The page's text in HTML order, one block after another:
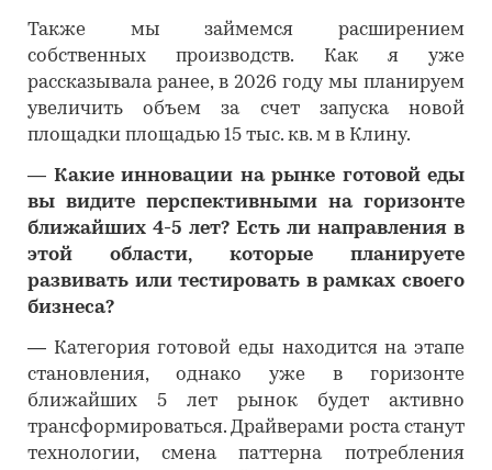
Также мы займемся расширением
собственных производств. Как я уже
рассказывала ранее, в 2026 году мы планируем
увеличить объем за счет запуска новой
площадки площадью 15 тыс. кв. м в Клину.
― Какие инновации на рынке готовой еды
вы видите перспективными на горизонте
ближайших 4-5 лет? Есть ли направления в
этой области, которые планируете
развивать или тестировать в рамках своего
бизнеса?
― Категория готовой еды находится на этапе
становления, однако уже в горизонте
ближайших 5 лет рынок будет активно
трансформироваться. Драйверами роста станут
технологии, смена паттерна потребления